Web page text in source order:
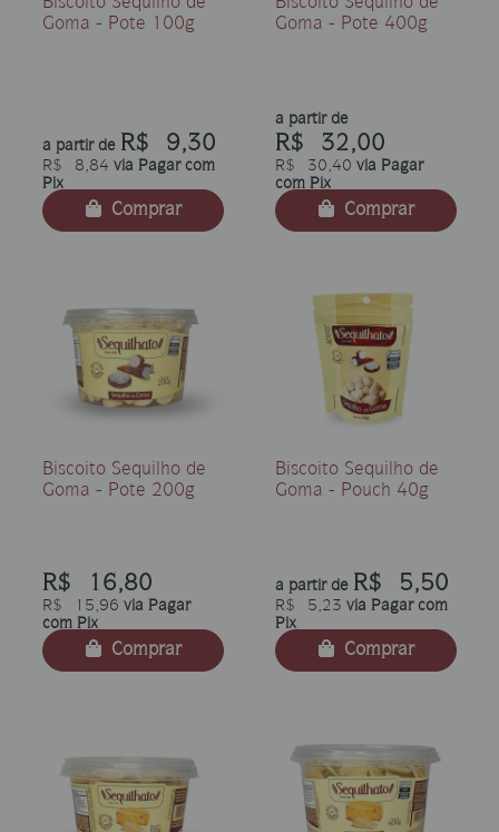
Biscoito Sequilho de
Goma - Pote 100g
a partir de R$ 9,30
R$ 8,84 via Pagar com
Pix
Comprar
Biscoito Sequilho de
Goma - Pote 400g
a partir de
R$ 32,00
R$ 30,40 via Pagar
com Pix
Comprar
Biscoito Sequilho de
Goma - Pote 200g
R$ 16,80
R$ 15,96 via Pagar
com Pix
Comprar
Biscoito Sequilho de
Goma - Pouch 40g
a partir de R$ 5,50
R$ 5,23 via Pagar com
Pix
Comprar